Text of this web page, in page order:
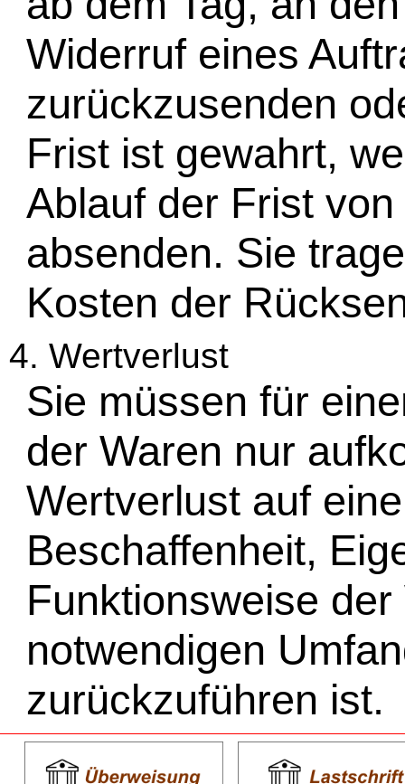
Widerruf eines
zurückzusenden
Frist ist gewahrt,
Ablauf der Frist
absenden. Sie
Kosten der
4. Wertverlust
Sie müssen für
der Waren nur
Wertverlust auf
Beschaffenheit,
Funktionsweise
notwendigen
zurückzuführen ist.